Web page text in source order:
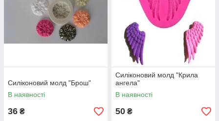
Силіконовий молд "Брош"
В наявності
36 ₴
Силіконовий молд "Крила
ангела"
В наявності
50 ₴